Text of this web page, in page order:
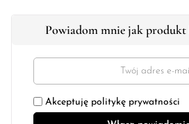
Powiadom mnie jak produkt
Akceptuję politykę prywatności